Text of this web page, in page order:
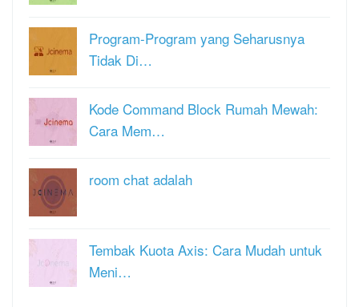
Program-Program yang Seharusnya
Tidak Di…
Kode Command Block Rumah Mewah:
Cara Mem…
room chat adalah
Tembak Kuota Axis: Cara Mudah untuk
Meni…